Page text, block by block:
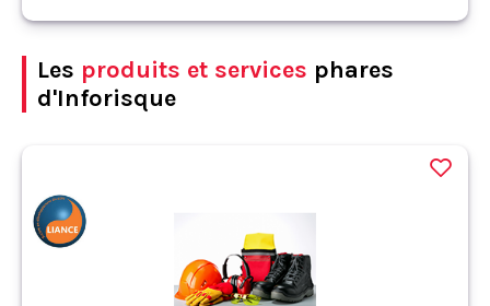
Les produits et services phares
d'Inforisque